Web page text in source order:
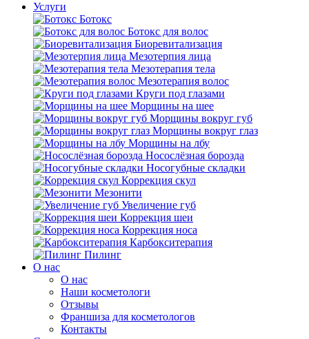
Услуги
Ботокс
Ботокс для волос
Биоревитализация
Мезотерпия лица
Мезотерапия тела
Мезотерапия волос
Круги под глазами
Морщины на шее
Морщины вокруг губ
Морщины вокруг глаз
Морщины на лбу
Носослёзная борозда
Носогубные складки
Коррекция скул
Мезонити
Увеличение губ
Коррекция шеи
Коррекция носа
Карбокситерапия
Пилинг
O нас
O нас
Наши косметологи
Отзывы
Франшиза для косметологов
Контакты